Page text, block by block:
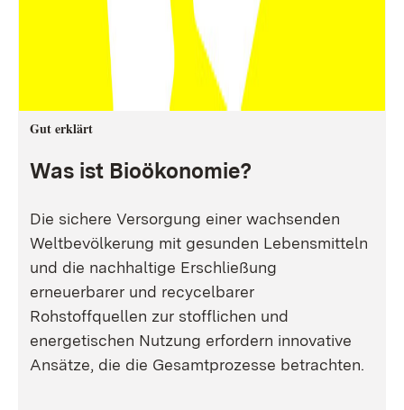
Gut erklärt
Was ist Bioökonomie?
Die sichere Versorgung einer wachsenden
Weltbevölkerung mit gesunden Lebensmitteln
und die nachhaltige Erschließung
erneuerbarer und recycelbarer
Rohstoffquellen zur stofflichen und
energetischen Nutzung erfordern innovative
Ansätze, die die Gesamtprozesse betrachten.